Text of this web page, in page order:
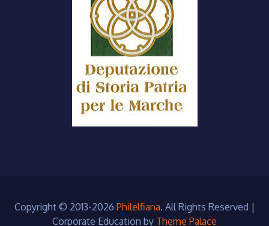
Copyright © 2013-2026 Philelfiana. All Rights Reserved |
Corporate Education by Theme Palace